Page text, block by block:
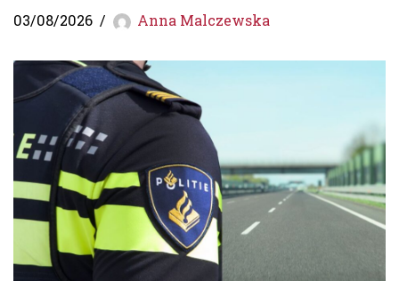
03/08/2026 Anna Malczewska